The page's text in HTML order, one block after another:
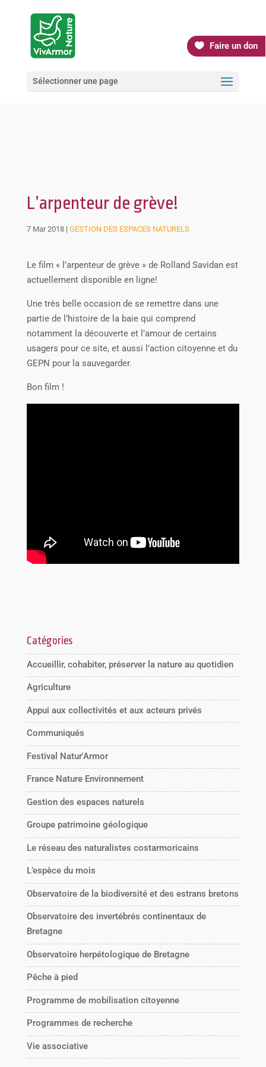
Faire un don
Sélectionner une page
L’arpenteur de grève!
7 Mar 2018| GESTION DES ESPACES NATURELS
Le film « l’arpenteur de grève » de Rolland Savidan est
actuellement disponible en ligne!
Une très belle occasion de se remettre dans une
partie de l’histoire de la baie qui comprend
notamment la découverte et l’amour de certains
usagers pour ce site, et aussi l’action citoyenne et du
GEPN pour la sauvegarder.
Bon film !
Catégories
Accueillir, cohabiter, préserver la nature au quotidien
Agriculture
Appui aux collectivités et aux acteurs privés
Communiqués
Festival Natur'Armor
France Nature Environnement
Gestion des espaces naturels
Groupe patrimoine géologique
Le réseau des naturalistes costarmoricains
L’espèce du mois
Observatoire de la biodiversité et des estrans bretons
Observatoire des invertébrés continentaux de
Bretagne
Observatoire herpétologique de Bretagne
Pêche à pied
Programme de mobilisation citoyenne
Programmes de recherche
Vie associative